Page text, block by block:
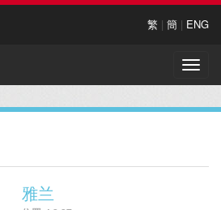
繁 | 簡 | ENG
Toggle
雅兰